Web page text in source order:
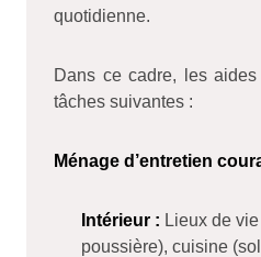
quotidienne.
Dans ce cadre, les
tâches suivantes :
Ménage d’entretien
Intérieur : Lieux de
poussière), cuisine